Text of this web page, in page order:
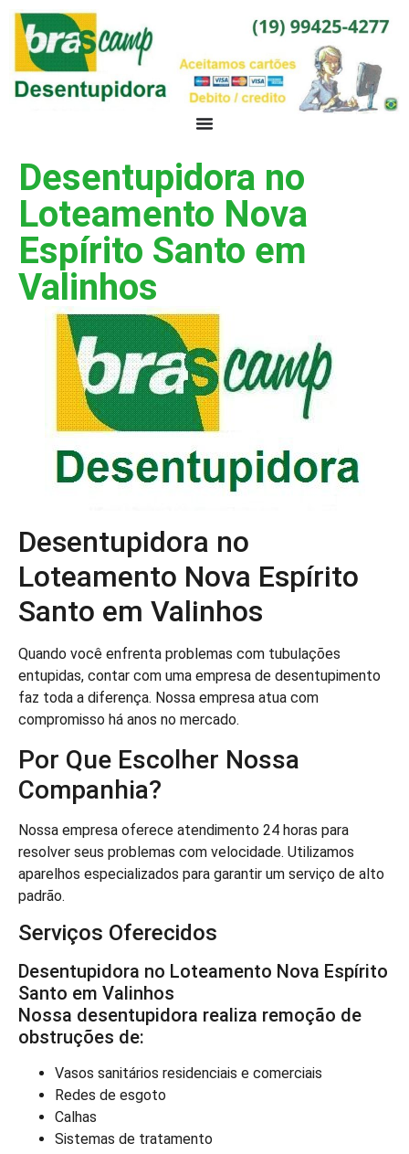
Desentupidora no
Loteamento Nova
Espírito Santo em
Valinhos
Desentupidora no
Loteamento Nova Espírito
Santo em Valinhos
Quando você enfrenta problemas com tubulações
entupidas, contar com uma empresa de desentupimento
faz toda a diferença. Nossa empresa atua com
compromisso há anos no mercado.
Por Que Escolher Nossa
Companhia?
Nossa empresa oferece atendimento 24 horas para
resolver seus problemas com velocidade. Utilizamos
aparelhos especializados para garantir um serviço de alto
padrão.
Serviços Oferecidos
Desentupidora no Loteamento Nova Espírito
Santo em Valinhos
Nossa desentupidora realiza remoção de
obstruções de:
Vasos sanitários residenciais e comerciais
Redes de esgoto
Calhas
Sistemas de tratamento